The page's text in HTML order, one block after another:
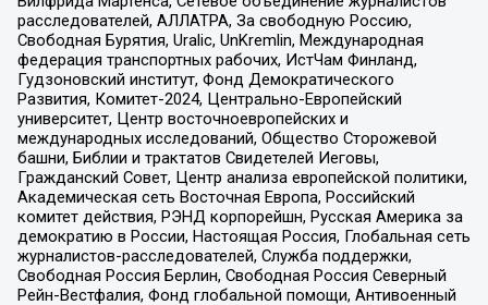
расследователей, АЛЛАТРА, За свободную Россию,
Свободная Бурятия, Uralic, UnKremlin, Международная
федерация транспортных рабочих, ИстЧам Финланд,
Гудзоновский институт, Фонд Демократического
Развития, Комитет-2024, Центрально-Европейский
университет, Центр восточноевропейских и
международных исследований, Общество Сторожевой
башни, Библии и трактатов Свидетелей Иеговы,
Гражданский Совет, Центр анализа европейской политики,
Академическая сеть Восточная Европа, Российский
комитет действия, РЭНД корпорейшн, Русская Америка за
демократию в России, Настоящая Россия, Глобальная сеть
журналистов-расследователей, Служба поддержки,
Свободная Россия Берлин, Свободная Россия Северный
Рейн-Вестфалия, Фонд глобальной помощи, Антивоенный